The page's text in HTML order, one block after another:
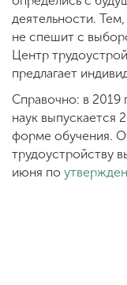
деятельности.
не спешит с
Центр
предлагает
Справочно: в 2019
наук выпускается
форме обучения.
трудоустройству
июня по